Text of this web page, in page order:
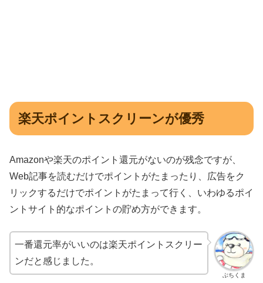
楽天ポイントスクリーンが優秀
Amazonや楽天のポイント還元がないのが残念ですが、
Web記事を読むだけでポイントがたまったり、広告をク
リックするだけでポイントがたまって行く、いわゆるポイ
ントサイト的なポイントの貯め方ができます。
ぶちくま
一番還元率がいいのは楽天ポイントスクリー
ンだと感じました。